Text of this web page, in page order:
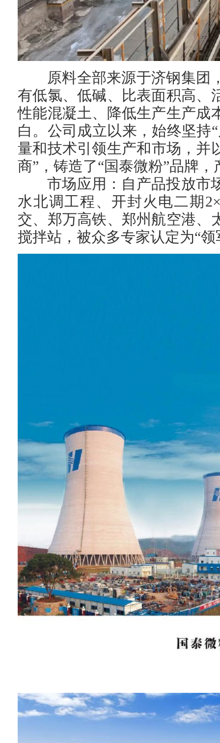
原料全部来源于济钢集团
有低氯、低碱、比表面积高、
性能混凝土、降低生产生产成
白。公司成立以来，始终坚持
量和技术引领生产和市场，并
商”，铸造了“国泰微粉”品牌
市场应用：自产品投放市
水北调工程、开封火电二期
交、郑万高铁、郑州航空港、
搅拌站，被众多专家认定为“